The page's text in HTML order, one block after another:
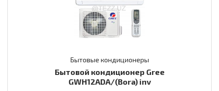
Бытовые кондиционеры
Бытовой кондиционер Gree
GWH12ADA/(Bora) inv